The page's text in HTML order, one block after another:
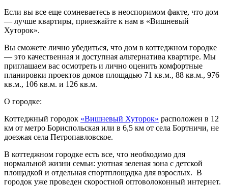
Если вы все еще сомневаетесь в неоспоримом факте, что дом
— лучше квартиры, приезжайте к нам в «Вишневый
Хуторок».
Вы сможете лично убедиться, что дом в коттеджном городке
— это качественная и доступная альтернатива квартире. Мы
приглашаем вас осмотреть и лично оценить комфортные
планировки проектов домов площадью 71 кв.м., 88 кв.м., 976
кв.м., 106 кв.м. и 126 кв.м.
О городке:
Коттеджный городок «Вишневый Хуторок» расположен в 12
км от метро Бориспольская или в 6,5 км от села Бортничи, не
доезжая села Петропавловское.
В коттеджном городке есть все, что необходимо для
нормальной жизни семьи: уютная зеленая зона с детской
площадкой и отдельная спортплощадка для взрослых. В
городок уже проведен скоростной оптоволоконный интернет.